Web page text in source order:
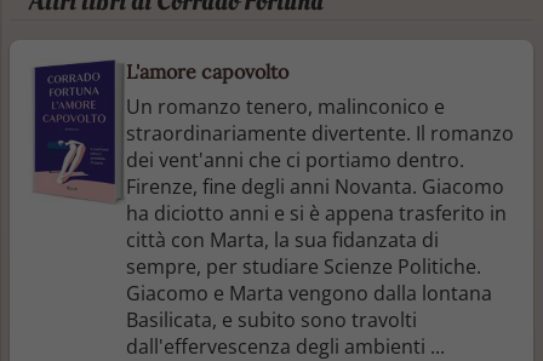
L'amore capovolto
Un romanzo tenero, malinconico e
straordinariamente divertente. Il romanzo
dei vent'anni che ci portiamo dentro.
Firenze, fine degli anni Novanta. Giacomo
ha diciotto anni e si è appena trasferito in
città con Marta, la sua fidanzata di
sempre, per studiare Scienze Politiche.
Giacomo e Marta vengono dalla lontana
Basilicata, e subito sono travolti
dall'effervescenza degli ambienti ...